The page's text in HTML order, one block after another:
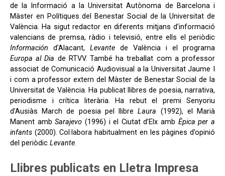
de la Informació a la Universitat Autònoma de Barcelona i
Màster en Polítiques del Benestar Social de la Universitat de
València. Ha sigut redactor en diferents mitjans d’informació
valencians de premsa, ràdio i televisió, entre ells el periòdic
Información d’Alacant, Levante de València i el programa
Europa al Dia de RTVV. També ha treballat com a professor
associat de Comunicació Audiovisual a la Universitat Jaume I
i com a professor extern del Màster de Benestar Social de la
Universitat de València. Ha publicat llibres de poesia, narrativa,
periodisme i crítica literària. Ha rebut el premi Senyoriu
d’Ausiàs March de poesia pel llibreLaura (1992), el Marià
Manent ambSarajevo (1996) i el Ciutat d’Elx amb Èpica per a
infants (2000). Col·labora habitualment en les pàgines d’opinió
del periòdic Levante.
Llibres publicats en Lletra Impresa